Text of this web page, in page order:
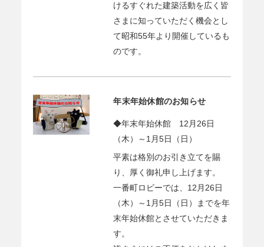
けるすぐれた建築活動を広く皆
さまに知っていただく機会とし
て昭和55年より開催しているも
のです。
年末年始休館のお知らせ
◆年末年始休館 12月26日
（木）～1月5日（日）
平素は格別のお引き立てを賜
り、厚く御礼申し上げます。
一番町ロビーでは、12月26日
（木）～1月5日（日）までを年
末年始休館とさせていただきま
す。